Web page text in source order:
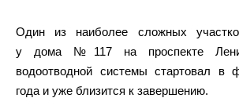
Один из наиболее сложных
у дома №117 на проспекте
водоотводной системы стартовал в
года и уже близится к завершению.